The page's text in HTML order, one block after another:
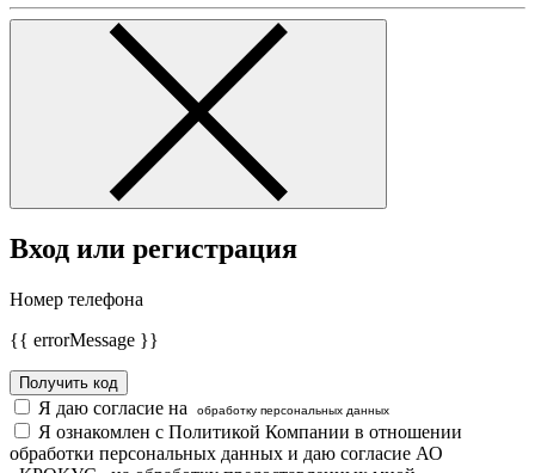
Вход или регистрация
Номер телефона
{{ errorMessage }}
Получить код
Я даю согласие на обработку персональных данных
Я ознакомлен с Политикой Компании в отношении
обработки персональных данных и даю согласие АО